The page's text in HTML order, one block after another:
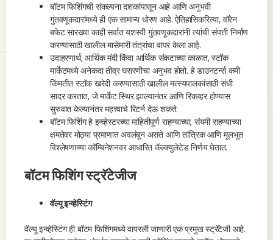
बॉटम फिशिंगची संकल्पना दशकांपासून आहे आणि अनुभवी
गुंतवणूकदारांमध्ये ही एक सामान्य धोरण आहे. ऐतिहासिकरित्या, वॉरेन
बफेट सारख्या काही सर्वात यशस्वी गुंतवणूकदारांनी त्यांची संपत्ती निर्माण
करण्यासाठी खालील मासेमारी तंत्रांचा वापर केला आहे.
उदाहरणार्थ, आर्थिक मंदी किंवा आर्थिक संकटाच्या काळात, स्टॉक
मार्केटमध्ये अनेकदा तीव्र घसरणीचा अनुभव होतो. हे डाउनटर्न्स कमी
किंमतीत स्टॉक खरेदी करण्यासाठी खालील मत्स्यपालकांसाठी संधी
सादर करतात, जे मार्केट स्थिर झाल्यानंतर आणि रिकव्हर होण्यास
सुरुवात केल्यानंतर महत्त्वाचे रिटर्न देऊ शकते.
बॉटम फिशिंग हे इन्व्हेस्टरच्या माहितीपूर्ण राहण्याच्या, संयमी राहण्याच्या
क्षमतेवर मोठ्या प्रमाणात अवलंबून असते आणि तांत्रिक आणि मूलभूत
विश्लेषणाच्या कॉम्बिनेशनवर आधारित कॅल्क्युलेटेड निर्णय घेतात.
बॉटम फिशिंग स्ट्रॅटेजीज
वॅल्यू इन्व्हेस्टिंग
वॅल्यू इन्व्हेस्टिंग ही बॉटम फिशिंगमध्ये वापरली जाणारी एक प्रमुख स्ट्रॅटेजी आहे.